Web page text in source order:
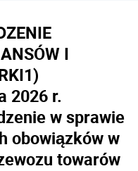
I
1)
2026 r.
w sprawie
obowiązków w
towarów